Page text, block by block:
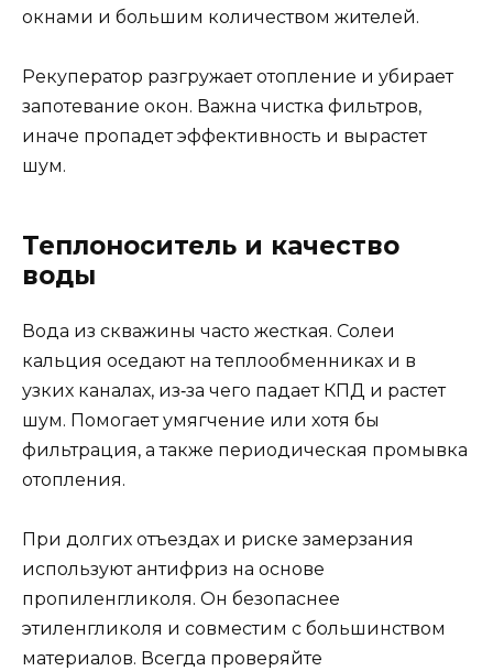
окнами и большим количеством жителей.
Рекуператор разгружает отопление и убирает
запотевание окон. Важна чистка фильтров,
иначе пропадет эффективность и вырастет
шум.
Теплоноситель и качество
воды
Вода из скважины часто жесткая. Солеи
кальция оседают на теплообменниках и в
узких каналах, из‑за чего падает КПД и растет
шум. Помогает умягчение или хотя бы
фильтрация, а также периодическая промывка
отопления.
При долгих отъездах и риске замерзания
используют антифриз на основе
пропиленгликоля. Он безопаснее
этиленгликоля и совместим с большинством
материалов. Всегда проверяйте